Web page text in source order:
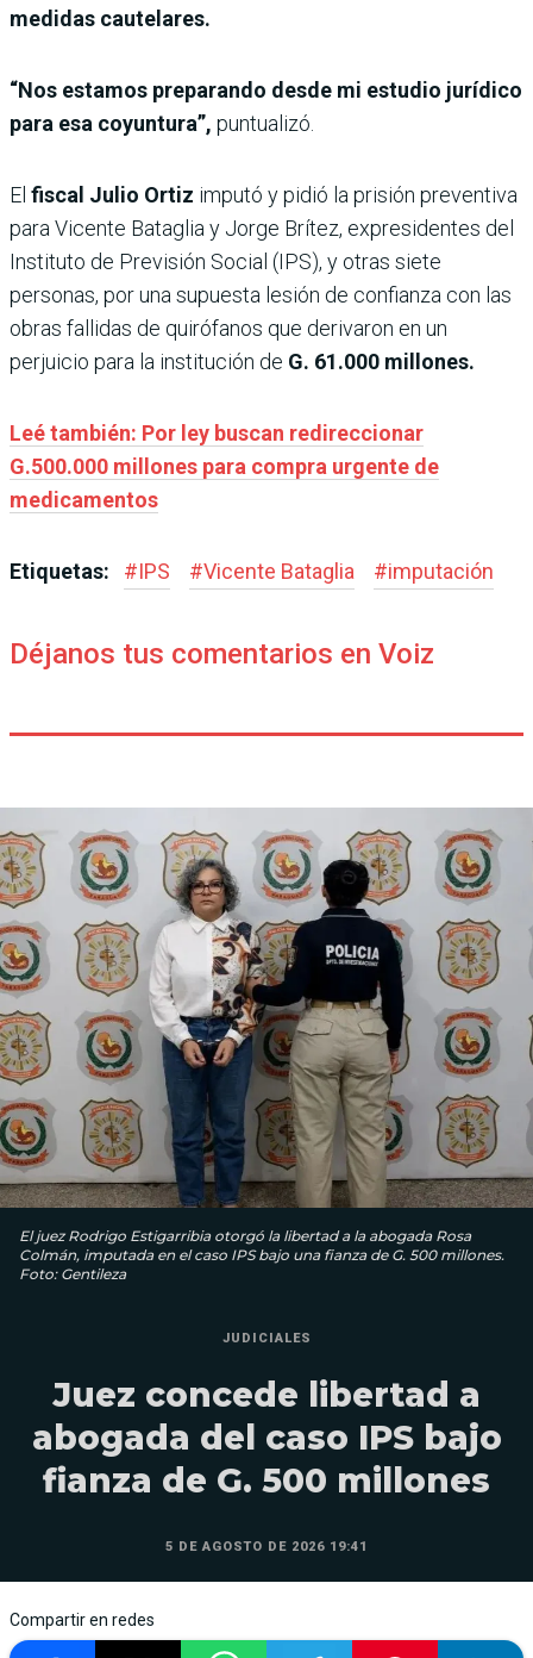
medidas cautelares.
“Nos estamos preparando desde mi estudio jurídico
para esa coyuntura”, puntualizó.
El fiscal Julio Ortiz imputó y pidió la prisión preventiva
para Vicente Bataglia y Jorge Brítez, expresidentes del
Instituto de Previsión Social (IPS), y otras siete
personas, por una supuesta lesión de confianza con las
obras fallidas de quirófanos que derivaron en un
perjuicio para la institución de G. 61.000 millones.
Leé también: Por ley buscan redireccionar
G.500.000 millones para compra urgente de
medicamentos
Etiquetas: #IPS #Vicente Bataglia #imputación
Déjanos tus comentarios en Voiz
El juez Rodrigo Estigarribia otorgó la libertad a la abogada Rosa
Colmán, imputada en el caso IPS bajo una fianza de G. 500 millones.
Foto: Gentileza
JUDICIALES
Juez concede libertad a
abogada del caso IPS bajo
fianza de G. 500 millones
5 DE AGOSTO DE 2026 19:41
Compartir en redes